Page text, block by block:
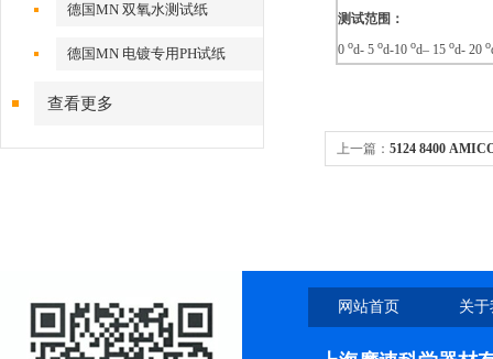
德国MN 双氧水测试纸
德国MN 电镀专用PH试纸
查看更多
测试范围：
0 od- 5 od-10 od– 15 od- 20 o
上一篇： 5124 8400
网站首页 关